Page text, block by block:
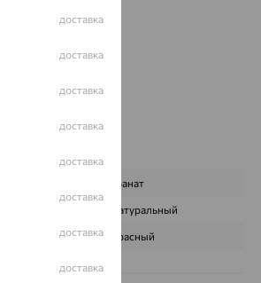
РОССИЯ
Красный
Гранат
Натуральный
Красный
доставка
доставка
доставка
доставка
доставка
доставка
доставка
доставка